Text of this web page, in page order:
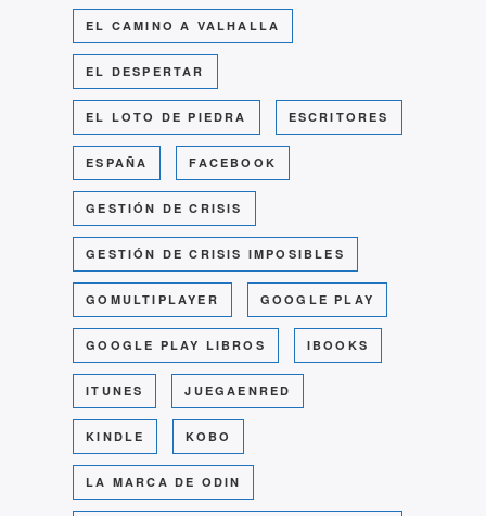
EL CAMINO A VALHALLA
EL DESPERTAR
EL LOTO DE PIEDRA ESCRITORES
ESPAÑA FACEBOOK
GESTIÓN DE CRISIS
GESTIÓN DE CRISIS IMPOSIBLES
GOMULTIPLAYER GOOGLE PLAY
GOOGLE PLAY LIBROS IBOOKS
ITUNES JUEGAENRED
KINDLE KOBO
LA MARCA DE ODIN